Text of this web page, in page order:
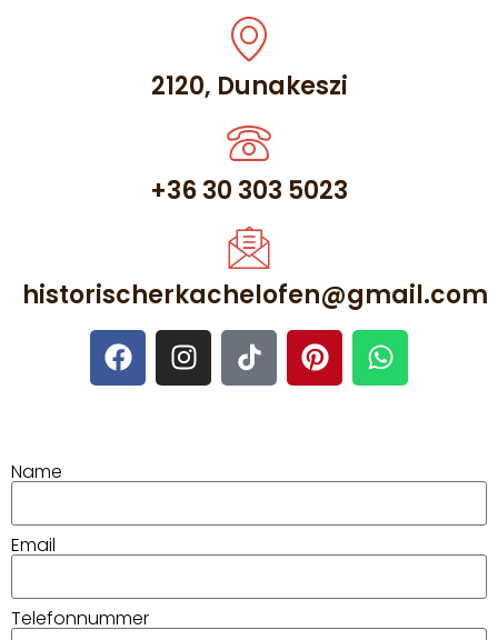
2120, Dunakeszi
+36 30 303 5023
historischerkachelofen@gmail.com
Name
Email
Telefonnummer